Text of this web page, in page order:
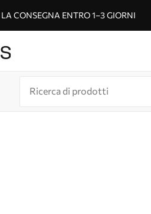
CONSEGNA ENTRO 1–3 GIORNI